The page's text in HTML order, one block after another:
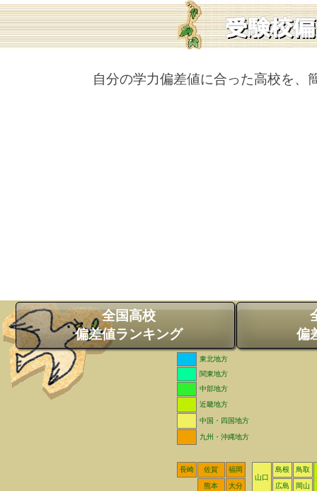
自分の学力偏差値に合った高校を、
全国高校
偏差値ランキング
偏
東北地方
関東地方
中部地方
近畿地方
中国・四国地方
九州・沖縄地方
長崎 佐賀
福岡
山口
島根
鳥取
熊本
大分 広島 岡山